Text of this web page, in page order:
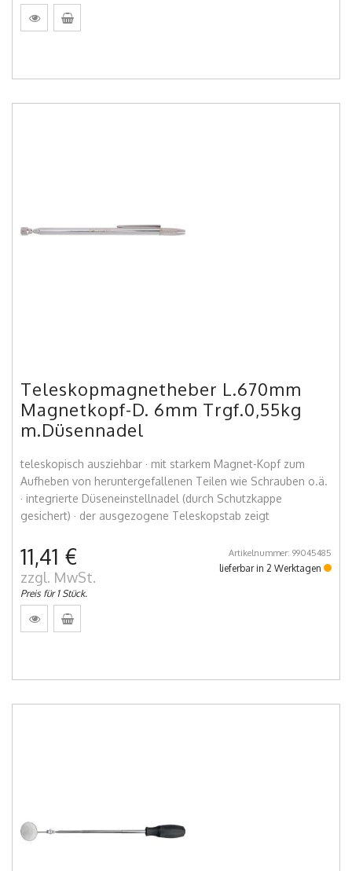
Teleskopmagnetheber L.670mm
Magnetkopf-D. 6mm Trgf.0,55kg
m.Düsennadel
teleskopisch ausziehbar · mit starkem Magnet-Kopf zum
Aufheben von heruntergefallenen Teilen wie Schrauben o.ä.
· integrierte Düseneinstellnadel (durch Schutzkappe
gesichert) · der ausgezogene Teleskopstab zeigt
11,41 €
zzgl. MwSt.
Preis für 1 Stück.
Artikelnummer: 99045485
lieferbar in 2 Werktagen